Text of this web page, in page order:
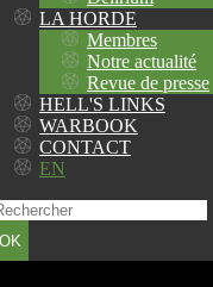
LA HORDE
Membres
Notre actualité
Revue de presse
HELL'S LINKS
WARBOOK
CONTACT
EN
OK